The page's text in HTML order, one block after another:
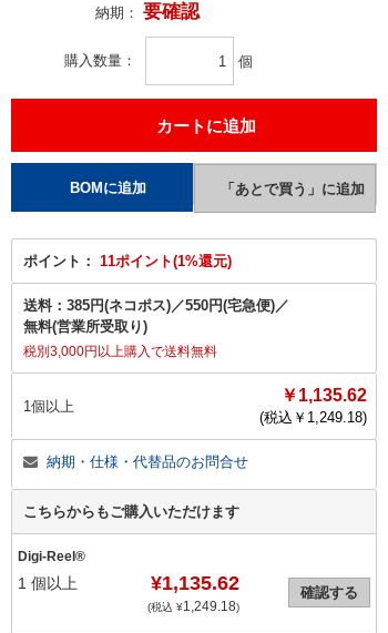
納期： 要確認
購入数量 個
ポイント： 11ポイント(1%還元)
送料： 385円(ネコポス)／550円(宅急便)／
無料(営業所受取り)
税別3,000円以上購入で送料無料
1個以上
￥1,135.62
(税込￥ 1,249.18)
納期・仕様・代替品のお問合せ
こちらからもご購入いただけます
Digi-Reel®
1 個以上 ¥1,135.62
(税込 ¥1,249.18)
確認する